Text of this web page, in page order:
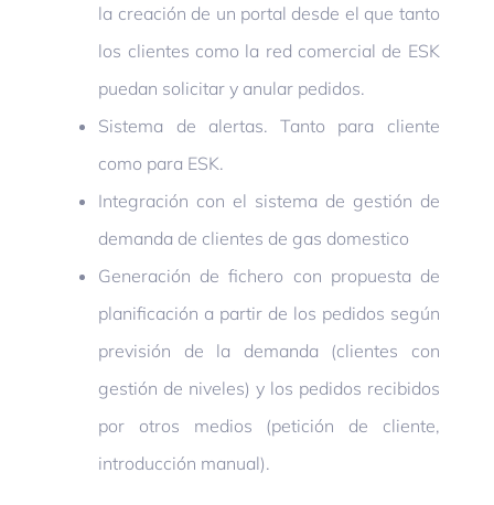
la creación de un portal desde el que tanto
los clientes como la red comercial de ESK
puedan solicitar y anular pedidos.
Sistema de alertas. Tanto para cliente
como para ESK.
Integración con el sistema de gestión de
demanda de clientes de gas domestico
Generación de fichero con propuesta de
planificación a partir de los pedidos según
previsión de la demanda (clientes con
gestión de niveles) y los pedidos recibidos
por otros medios (petición de cliente,
introducción manual).